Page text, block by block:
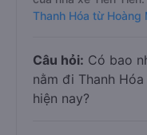
Thanh Hóa từ Hoàng
Câu hỏi: Có bao
nằm đi Thanh
hiện nay?